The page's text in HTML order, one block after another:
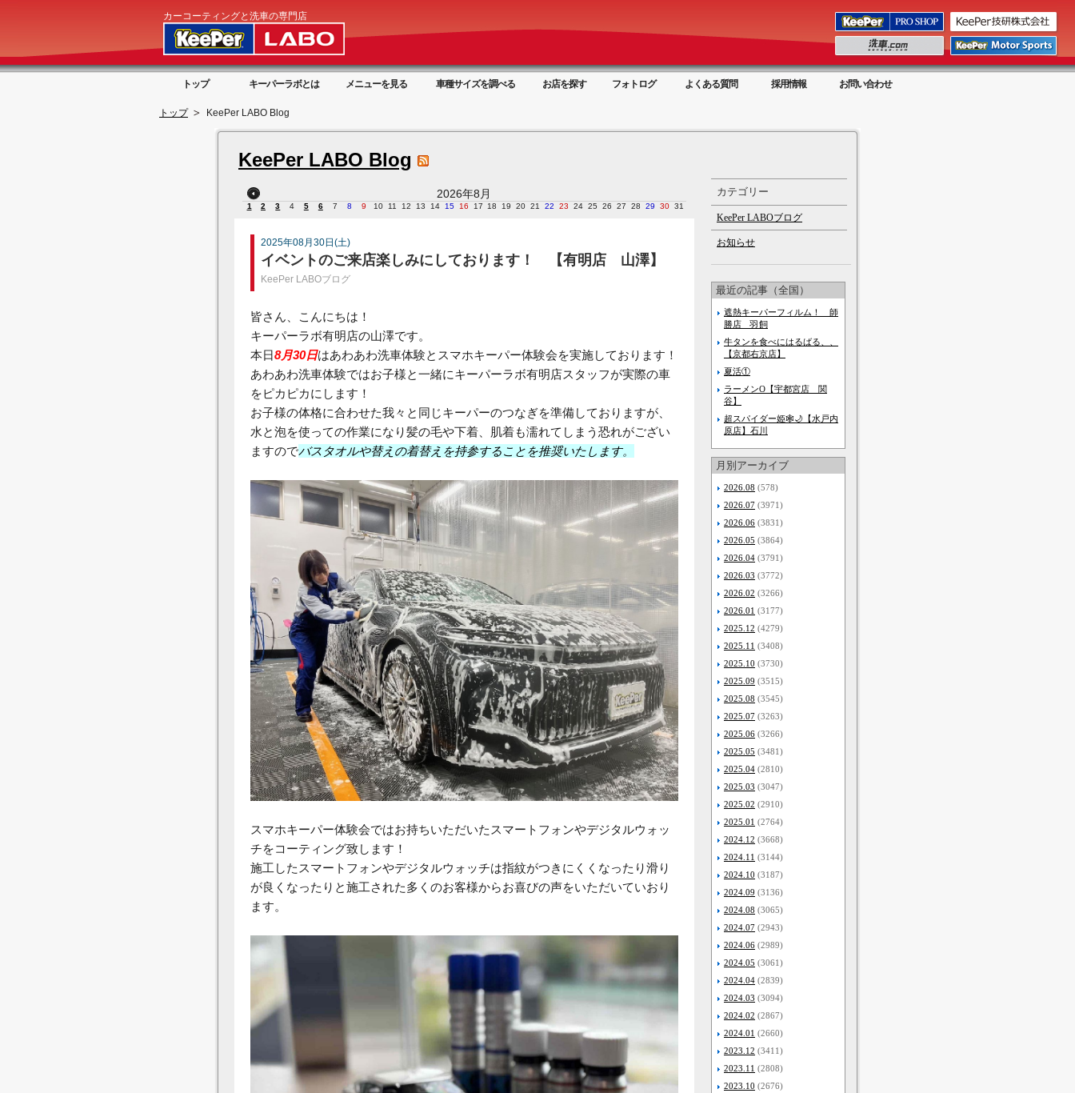
カーコーティングと洗車の専門店
トップ キーパーラボとは メニューを見る 車種サイズを調べる お店を探す フォトログ よくある質問 採用情報 お問い合わせ
トップ KeePer LABO Blog
KeePer LABO Blog
2026年8月
1 2 3 4 5 6 7 8 9 10 11 12 13 14 15 16 17 18 19 20 21 22 23 24 25 26 27 28 29 30 31
2025年08月30日(土)
イベントのご来店楽しみにしております！ 【有明店 山澤】
KeePer LABOブログ
皆さん、こんにちは！
キーパーラボ有明店の山澤です。
本日8月30日はあわあわ洗車体験とスマホキーパー体験会を実施しております！
あわあわ洗車体験ではお子様と一緒にキーパーラボ有明店スタッフが実際の車
をピカピカにします！
お子様の体格に合わせた我々と同じキーパーのつなぎを準備しておりますが、
水と泡を使っての作業になり髪の毛や下着、肌着も濡れてしまう恐れがござい
ますのでバスタオルや替えの着替えを持参することを推奨いたします。
スマホキーパー体験会ではお持ちいただいたスマートフォンやデジタルウォッ
チをコーティング致します！
施工したスマートフォンやデジタルウォッチは指紋がつきにくくなったり滑り
が良くなったりと施工された多くのお客様からお喜びの声をいただいていおり
ます。
カテゴリー
KeePer LABOブログ
お知らせ
最近の記事（全国）
遮熱キーパーフィルム！ 師
勝店 羽飼
牛タンを食べにはるばる、、
【京都右京店】
夏活①
ラーメンO【宇都宮店 関
谷】
超スパイダー姫🕸🌙【水戸内
原店】石川
月別アーカイブ
2026.08 (578)
2026.07 (3971)
2026.06 (3831)
2026.05 (3864)
2026.04 (3791)
2026.03 (3772)
2026.02 (3266)
2026.01 (3177)
2025.12 (4279)
2025.11 (3408)
2025.10 (3730)
2025.09 (3515)
2025.08 (3545)
2025.07 (3263)
2025.06 (3266)
2025.05 (3481)
2025.04 (2810)
2025.03 (3047)
2025.02 (2910)
2025.01 (2764)
2024.12 (3668)
2024.11 (3144)
2024.10 (3187)
2024.09 (3136)
2024.08 (3065)
2024.07 (2943)
2024.06 (2989)
2024.05 (3061)
2024.04 (2839)
2024.03 (3094)
2024.02 (2867)
2024.01 (2660)
2023.12 (3411)
2023.11 (2808)
2023.10 (2676)